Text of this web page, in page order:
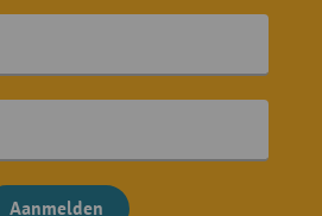
Aanmelden